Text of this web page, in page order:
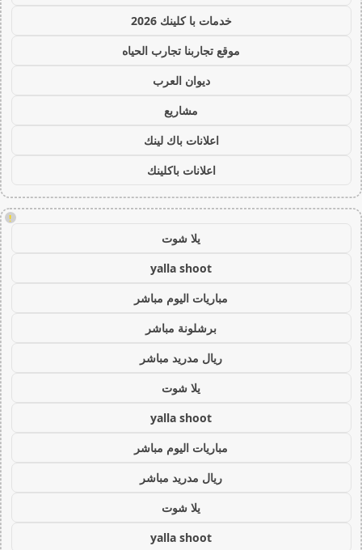
خدمات با كلينك 2026
موقع تجاربنا تجارب الحياه
ديوان العرب
مشاريع
اعلانات باك لينك
اعلانات باكلينك
!
يلا شوت
yalla shoot
مباريات اليوم مباشر
برشلونة مباشر
ريال مدريد مباشر
يلا شوت
yalla shoot
مباريات اليوم مباشر
ريال مدريد مباشر
يلا شوت
yalla shoot